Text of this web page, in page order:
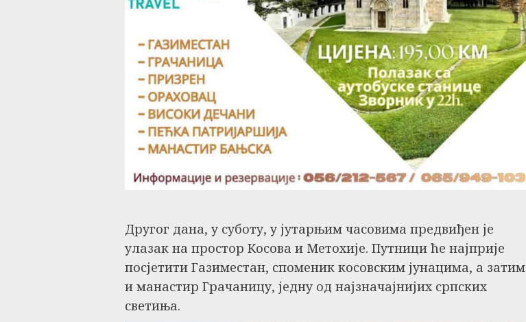
Другог дана, у суботу, у јутарњим часовима предвиђен је
улазак на простор Косова и Метохије. Путници ће најприје
посјетити Газиместан, споменик косовским јунацима, а затим
и манастир Грачаницу, једну од најзначајнијих српских
светиња.